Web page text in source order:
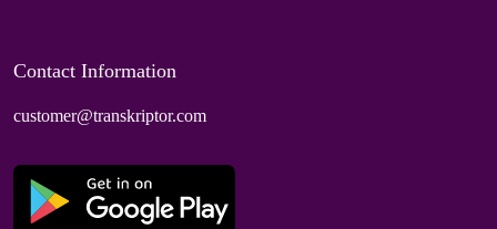
Contact Information
customer@transkriptor.com